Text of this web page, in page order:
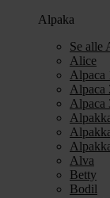
Alpaka
Se alle
Alice
Alpaca
Alpaca
Alpaca
Alva
Betty
Bodil